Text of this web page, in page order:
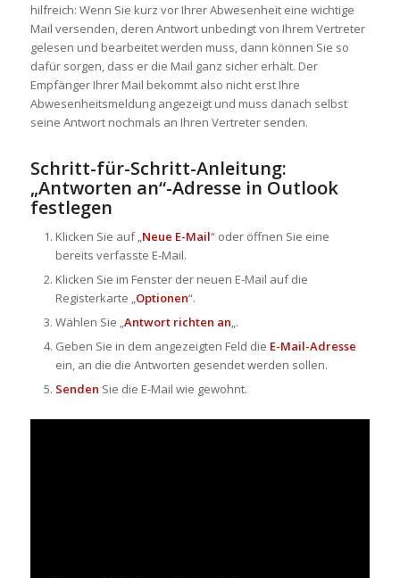
hilfreich: Wenn Sie kurz vor Ihrer Abwesenheit eine wichtige
Mail versenden, deren Antwort unbedingt von Ihrem Vertreter
gelesen und bearbeitet werden muss, dann können Sie so
dafür sorgen, dass er die Mail ganz sicher erhält. Der
Empfänger Ihrer Mail bekommt also nicht erst Ihre
Abwesenheitsmeldung angezeigt und muss danach selbst
seine Antwort nochmals an Ihren Vertreter senden.
Schritt-für-Schritt-Anleitung:
„Antworten an“-Adresse in Outlook
festlegen
Klicken Sie auf „Neue E-Mail“ oder öffnen Sie eine
bereits verfasste E-Mail.
Klicken Sie im Fenster der neuen E-Mail auf die
Registerkarte „Optionen“.
Wählen Sie „Antwort richten an„.
Geben Sie in dem angezeigten Feld die E-Mail-Adresse
ein, an die die Antworten gesendet werden sollen.
Senden Sie die E-Mail wie gewohnt.